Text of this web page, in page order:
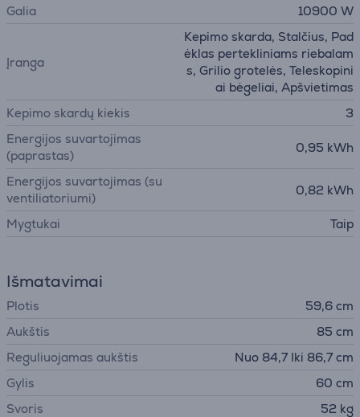
Galia
10900 W
Įranga
Kepimo skarda, Stalčius, Pad
ėklas pertekliniams riebalam
s, Grilio grotelės, Teleskopini
ai bėgeliai, Apšvietimas
Kepimo skardų kiekis
3
Energijos suvartojimas
(paprastas)
0,95 kWh
Energijos suvartojimas (su
ventiliatoriumi)
0,82 kWh
Mygtukai Taip
Išmatavimai
Plotis
59,6 cm
Aukštis
85 cm
Reguliuojamas aukštis
Nuo 84,7 Iki 86,7 cm
Gylis
60 cm
Svoris
52 kg